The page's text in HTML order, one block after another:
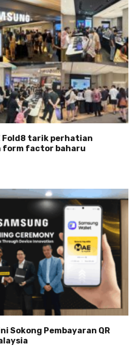
Fold8 tarik perhatian
form factor baharu
Sokong Pembayaran QR